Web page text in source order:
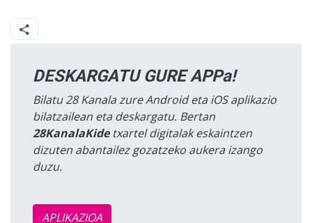
DESKARGATU GURE APPa!
Bilatu 28 Kanala zure Android eta iOS aplikazio
bilatzailean eta deskargatu. Bertan
28KanalaKidetxartel digitalak eskaintzen
dizuten abantailez gozatzeko aukera izango
duzu.
APLIKAZIOA